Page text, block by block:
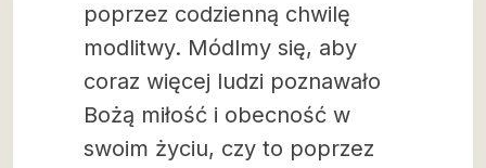
poprzez codzienną chwilę
modlitwy. Módlmy się, aby
coraz więcej ludzi poznawało
Bożą miłość i obecność w
swoim życiu, czy to poprzez